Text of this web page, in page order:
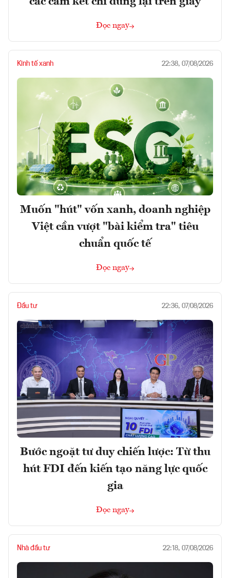
Đọc ngay
Kinh tế xanh 22:38, 07/08/2026
Muốn "hút" vốn xanh, doanh nghiệp
Việt cần vượt "bài kiểm tra" tiêu
chuẩn quốc tế
Đọc ngay
Đầu tư 22:36, 07/08/2026
Bước ngoặt tư duy chiến lược: Từ thu
hút FDI đến kiến tạo năng lực quốc
gia
Đọc ngay
Nhà đầu tư 22:18, 07/08/2026